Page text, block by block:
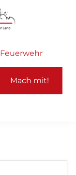
Feuerwehr
Mach mit!